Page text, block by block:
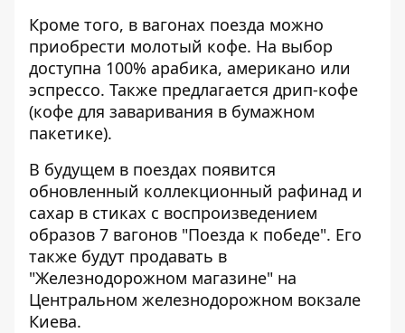
Кроме того, в вагонах поезда можно
приобрести молотый кофе. На выбор
доступна 100% арабика, американо или
эспрессо. Также предлагается дрип-кофе
(кофе для заваривания в бумажном
пакетике).
В будущем в поездах появится
обновленный коллекционный рафинад и
сахар в стиках с воспроизведением
образов 7 вагонов "Поезда к победе". Его
также будут продавать в
"Железнодорожном магазине" на
Центральном железнодорожном вокзале
Киева.